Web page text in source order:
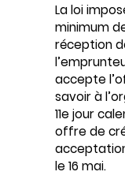
La loi
minimum
réception
accepte
savoir à
11e jour
offre de
le 16 mai.